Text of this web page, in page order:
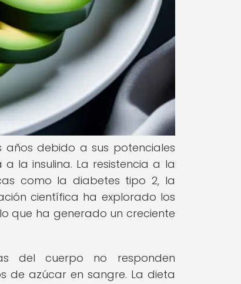
debido a sus potenciales
la insulina. La resistencia a la
como la diabetes tipo 2, la
científica ha explorado los
que ha generado un creciente
del cuerpo no responden
de azúcar en sangre. La dieta